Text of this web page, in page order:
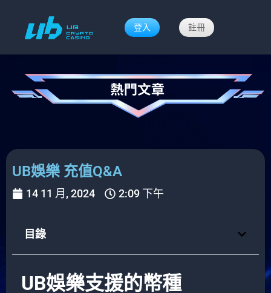
登入 註冊
UB娛樂 充值Q&A
14 11 月, 2024 2:09 下午
目錄
UB娛樂支援的幣種